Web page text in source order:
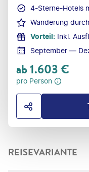
4-Sterne-Hotels
Wanderung
Vorteil: Inkl.
September —
ab1.603€
pro Person
HOTEL
REISEVARIANTE